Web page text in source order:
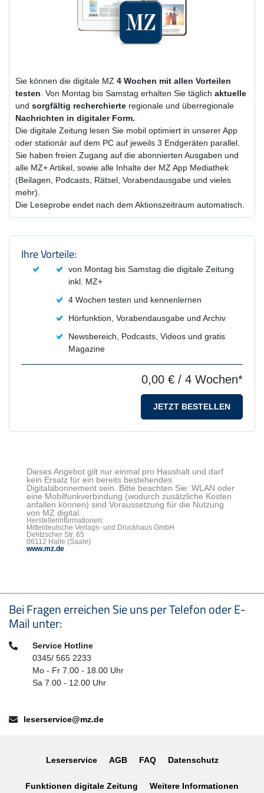
Sie können die digitale MZ 4 Wochen mit allen Vorteilen
testen. Von Montag bis Samstag erhalten Sie täglich aktuelle
und sorgfältig recherchierte regionale und überregionale
Nachrichten in digitaler Form.
Die digitale Zeitung lesen Sie mobil optimiert in unserer App
oder stationär auf dem PC auf jeweils 3 Endgeräten parallel.
Sie haben freien Zugang auf die abonnierten Ausgaben und
alle MZ+ Artikel, sowie alle Inhalte der MZ App Mediathek
(Beilagen, Podcasts, Rätsel, Vorabendausgabe und vieles
mehr).
Die Leseprobe endet nach dem Aktionszeitraum automatisch.
Produktzusammenfassung und
Ihre Vorteile:
von Montag bis Samstag die digitale Zeitung
inkl. MZ+
4 Wochen testen und kennenlernen
Hörfunktion, Vorabendausgabe und Archiv
Newsbereich, Podcasts, Videos und gratis
Magazine
0,00 € / 4 Wochen*
JETZT BESTELLEN
Dieses Angebot gilt nur einmal pro Haushalt und darf
kein Ersatz für ein bereits bestehendes
Digitalabonnement sein. Bitte beachten Sie: WLAN oder
eine Mobilfunkverbindung (wodurch zusätzliche Kosten
anfallen können) sind Voraussetzung für die Nutzung
von MZ digital.
Herstellerinformationen:
Mitteldeutsche Verlags- und Druckhaus GmbH
Delitzscher Str. 65
06112 Halle (Saale)
www.mz.de
Seitenfußbereich
Bei Fragen erreichen Sie uns per Telefon oder E-
Mail unter:
Telefon:Service Hotline
0345/ 565 2233
Mo - Fr 7.00 - 18.00 Uhr
Sa 7.00 - 12.00 Uhr
E-Mail:leserservice@mz.de
Leserservice AGB FAQ Datenschutz
Funktionen digitale Zeitung Weitere Informationen